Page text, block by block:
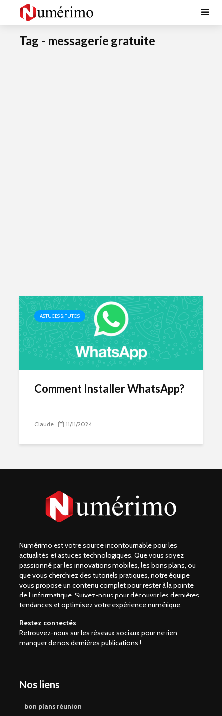
Tag - messagerie gratuite
ASTUCES & TUTOS
Comment Installer WhatsApp?
Claude 11/11/2024
Numérimo est votre source incontournable pour les
actualités et astuces technologiques. Que vous soyez
passionné par les innovations mobiles, les bons plans, ou
que vous cherchiez des tutoriels pratiques, notre équipe
vous propose un contenu complet pour rester à la pointe
de l’informatique. Suivez-nous pour découvrir les dernières
tendances et optimisez votre expérience numérique.
Restez connectés
Retrouvez-nous sur les réseaux sociaux pour ne rien
manquer de nos dernières publications !
Nos liens
bon plans réunion